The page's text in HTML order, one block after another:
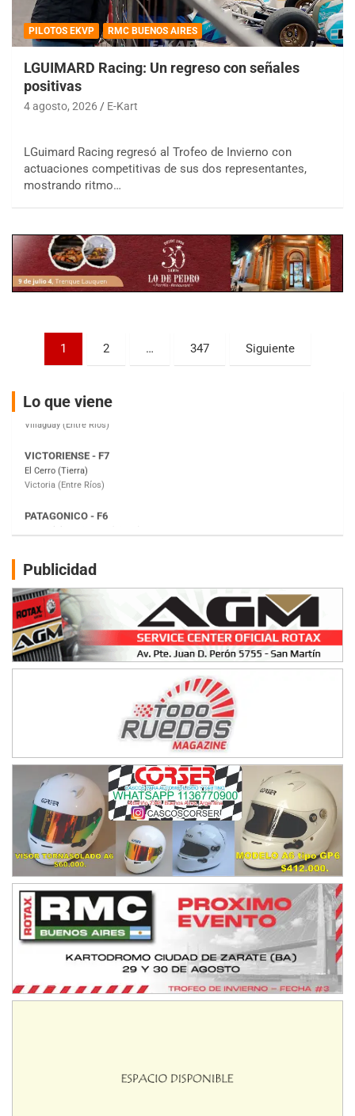
PILOTOS EKVP RMC BUENOS AIRES
LGUIMARD Racing: Un regreso con señales
positivas
4 agosto, 2026 E-Kart
LGuimard Racing regresó al Trofeo de Invierno con
actuaciones competitivas de sus dos representantes,
mostrando ritmo…
Paginación
entradas
1 2 … 347 Siguiente
Lo que viene
COBERTURA ESPECIAL DE E-KART.COM.AR
08/09-AGO
KDO - F6
Ciudad de Trenque Lauquen (Asfalto)
Trenque Lauquen (Buenos Aires)
Parque de la Velocidad (Asfalto)
Villaguay (Entre Ríos)
El Cerro (Tierra)
Victoria (Entre Ríos)
Moto Club Reginense (Tierra)
Gral. E. Godoy (Río Negro)
Juventud Unida (Tierra)
Humboldt (Santa Fe)
NORESTE SANTAFESINO - F6
Ciudad de Avellaneda (Asfalto)
Avellaneda (Santa Fe)
SUR SANTAFESINO - F4
José Samuel Sánchez (Tierra)
Rufino (Santa Fe)
COBERTURA ESPECIAL DE E-KART.COM.AR
08/09-AGO
IAME SERIES ARGENTINA 6
Ramiro Tot (Asfalto)
Baradero (Buenos Aires)
KDO - F6
Ciudad de Trenque Lauquen (Asfalto)
Trenque Lauquen (Buenos Aires)
ENTRERRIANO - F6 (POSTERGADA)
Parque de la Velocidad (Asfalto)
Villaguay (Entre Ríos)
VICTORIENSE - F7
Victoria (Entre Ríos)
Publicidad